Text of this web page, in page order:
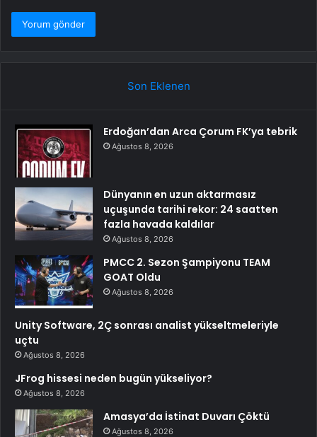
Son Eklenen
Erdoğan’dan Arca Çorum FK’ya tebrik
Ağustos 8, 2026
Dünyanın en uzun aktarmasız
uçuşunda tarihi rekor: 24 saatten
fazla havada kaldılar
Ağustos 8, 2026
PMCC 2. Sezon Şampiyonu TEAM
GOAT Oldu
Ağustos 8, 2026
Unity Software, 2Ç sonrası analist yükseltmeleriyle
uçtu
Ağustos 8, 2026
JFrog hissesi neden bugün yükseliyor?
Ağustos 8, 2026
Amasya’da İstinat Duvarı Çöktü
Ağustos 8, 2026